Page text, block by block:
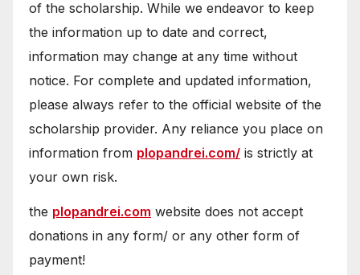
of the scholarship. While we endeavor to keep
the information up to date and correct,
information may change at any time without
notice. For complete and updated information,
please always refer to the official website of the
scholarship provider. Any reliance you place on
information from plopandrei.com/ is strictly at
your own risk.
the plopandrei.com website does not accept
donations in any form/ or any other form of
payment!